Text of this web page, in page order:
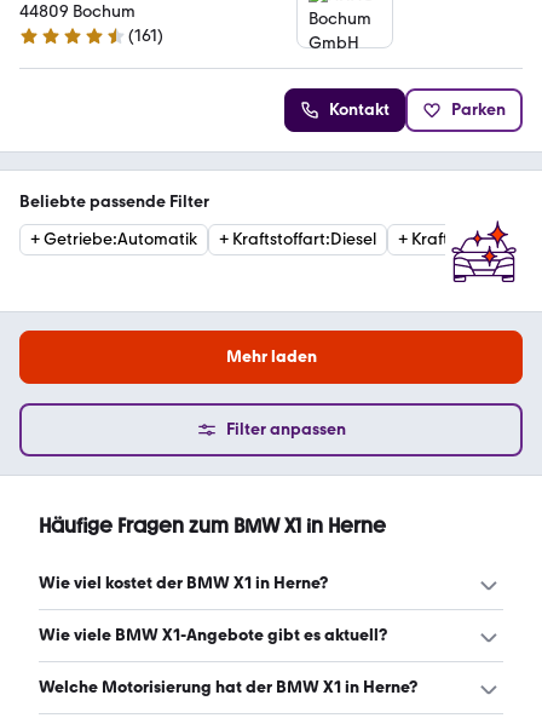
44809 Bochum
4.6 Sterne
(161)
Kontakt Parken
Beliebte passende Filter
+Getriebe:Automatik + Kraftstoffart:Diesel + Kraftstoffart:
Mehr laden
Filter anpassen
Häufige Fragen zum BMW X1 in Herne
Wie viel kostet der BMW X1 in Herne?
Ein guter Preis für einen BMW X1 in Herne liegt zwischen
€ monatlich. (Stand: 9.8.2026)
Wie viele BMW X1-Angebote gibt es aktuell?
Es gibt insgesamt 169 BMW X1 bei mobile.de, davon 130
Welche Motorisierung hat der BMW X1 in Herne?